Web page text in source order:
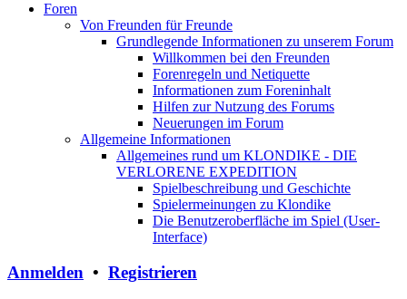
Foren
Von Freunden für Freunde
Grundlegende Informationen zu unserem Forum
Willkommen bei den Freunden
Forenregeln und Netiquette
Informationen zum Foreninhalt
Hilfen zur Nutzung des Forums
Neuerungen im Forum
Allgemeine Informationen
Allgemeines rund um KLONDIKE - DIE
VERLORENE EXPEDITION
Spielbeschreibung und Geschichte
Spielermeinungen zu Klondike
Die Benutzeroberfläche im Spiel (User-
Interface)
Anmelden • Registrieren